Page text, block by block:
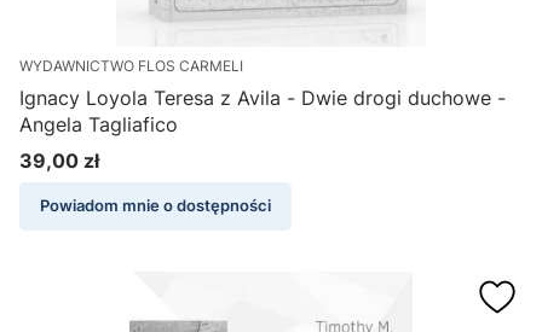
WYDAWNICTWO FLOS CARMELI
Ignacy Loyola Teresa z Avila - Dwie drogi duchowe -
Angela Tagliafico
Cena
39,00 zł
Powiadom mnie o dostępności